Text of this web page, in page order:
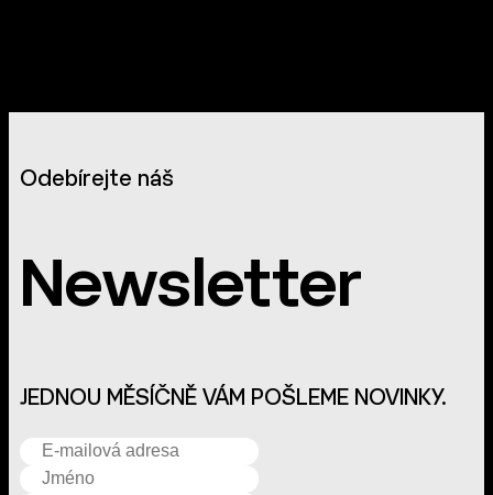
Odebírejte náš
Newsletter
JEDNOU MĚSÍČNĚ VÁM POŠLEME NOVINKY.